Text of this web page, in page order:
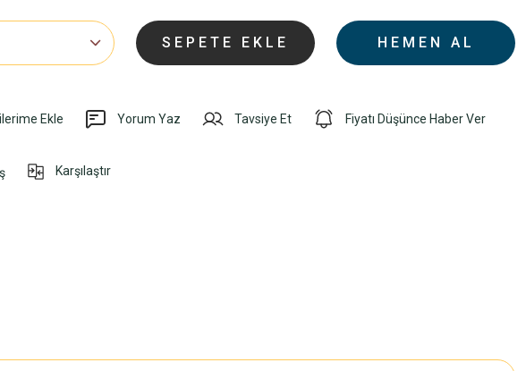
SEPETE EKLE HEMEN AL
Yorum Yaz Tavsiye Et Fiyatı Düşünce Haber Ver
Karşılaştır